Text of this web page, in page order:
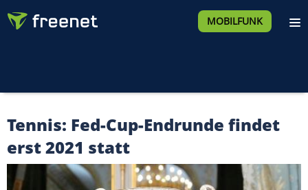
MOBILFUNK
Tennis: Fed-Cup-Endrunde findet
erst 2021 statt